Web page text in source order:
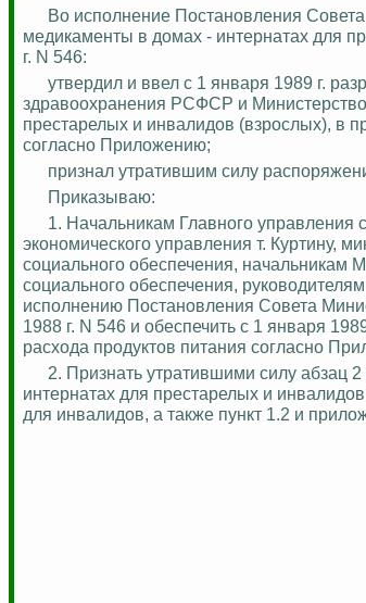
Во исполнение Постановления
медикаменты в домах - интернатах для
г. N 546:
утвердил и ввел с 1 января 1989 г.
здравоохранения РСФСР и
престарелых и инвалидов (взрослых), в
согласно Приложению;
признал утратившим силу
Приказываю:
1. Начальникам Главного управления
экономического управления т. Куртину,
социального обеспечения, начальникам
социального обеспечения,
исполнению Постановления Совета
1988 г. N 546 и обеспечить с 1 января
расхода продуктов питания согласно
2. Признать утратившими силу абзац
интернатах для престарелых и
для инвалидов, а также пункт 1.2 и